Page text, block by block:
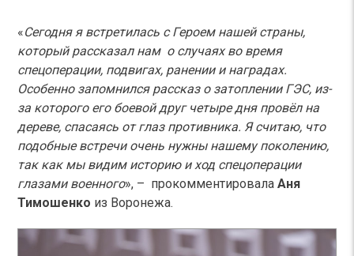
«Сегодня я встретилась с Героем нашей страны,
который рассказал нам о случаях во время
спецоперации, подвигах, ранении и наградах.
Особенно запомнился рассказ о затоплении ГЭС, из-
за которого его боевой друг четыре дня провёл на
дереве, спасаясь от глаз противника. Я считаю, что
подобные встречи очень нужны нашему поколению,
так как мы видим историю и ход спецоперации
глазами военного», – прокомментировалаАня
Тимошенко из Воронежа.